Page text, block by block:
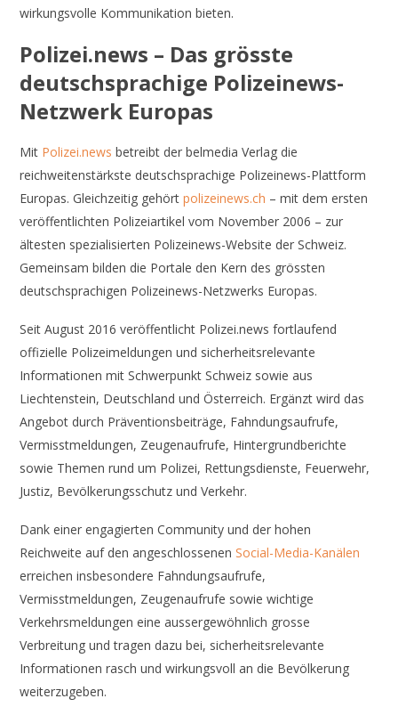
wirkungsvolle Kommunikation bieten.
Polizei.news – Das grösste
deutschsprachige Polizeinews-
Netzwerk Europas
Mit Polizei.news betreibt der belmedia Verlag die
reichweitenstärkste deutschsprachige Polizeinews-Plattform
Europas. Gleichzeitig gehörtpolizeinews.ch – mit dem ersten
veröffentlichten Polizeiartikel vom November 2006 – zur
ältesten spezialisierten Polizeinews-Website der Schweiz.
Gemeinsam bilden die Portale den Kern des grössten
deutschsprachigen Polizeinews-Netzwerks Europas.
Seit August 2016 veröffentlicht Polizei.news fortlaufend
offizielle Polizeimeldungen und sicherheitsrelevante
Informationen mit Schwerpunkt Schweiz sowie aus
Liechtenstein, Deutschland und Österreich. Ergänzt wird das
Angebot durch Präventionsbeiträge, Fahndungsaufrufe,
Vermisstmeldungen, Zeugenaufrufe, Hintergrundberichte
sowie Themen rund um Polizei, Rettungsdienste, Feuerwehr,
Justiz, Bevölkerungsschutz und Verkehr.
Dank einer engagierten Community und der hohen
Reichweite auf den angeschlossenenSocial-Media-Kanälen
erreichen insbesondere Fahndungsaufrufe,
Vermisstmeldungen, Zeugenaufrufe sowie wichtige
Verkehrsmeldungen eine aussergewöhnlich grosse
Verbreitung und tragen dazu bei, sicherheitsrelevante
Informationen rasch und wirkungsvoll an die Bevölkerung
weiterzugeben.